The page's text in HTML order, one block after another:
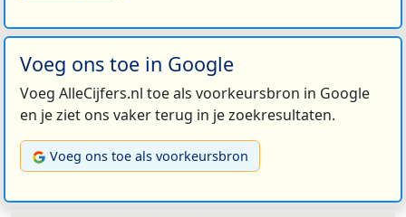
Voeg ons toe in Google
Voeg AlleCijfers.nl toe als voorkeursbron in Google
en je ziet ons vaker terug in je zoekresultaten.
Voeg ons toe als voorkeursbron